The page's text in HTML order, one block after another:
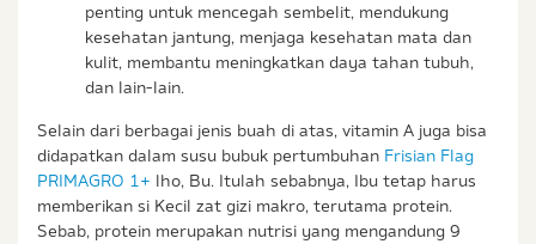
penting untuk mencegah sembelit, mendukung
kesehatan jantung, menjaga kesehatan mata dan
kulit, membantu meningkatkan daya tahan tubuh,
dan lain-lain.
Selain dari berbagai jenis buah di atas, vitamin A juga bisa
didapatkan dalam susu bubuk pertumbuhan Frisian Flag
PRIMAGRO 1+ lho, Bu. Itulah sebabnya, Ibu tetap harus
memberikan si Kecil zat gizi makro, terutama protein.
Sebab, protein merupakan nutrisi yang mengandung 9